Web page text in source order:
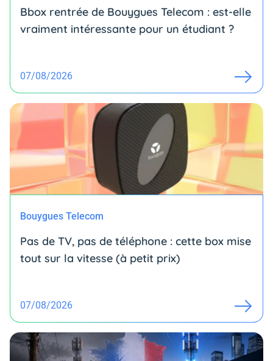
Bbox rentrée de Bouygues Telecom : est-elle
vraiment intéressante pour un étudiant ?
07/08/2026
Bouygues Telecom
Pas de TV, pas de téléphone : cette box mise
tout sur la vitesse (à petit prix)
07/08/2026